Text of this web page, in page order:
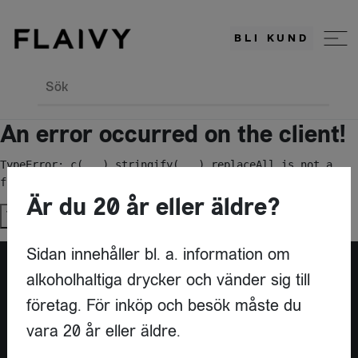
BLI KUND
Sök
An error occurred on the client!
TypeError: c(...).stringify(...).replaceAll is not a
function
Try again
Är du leverantör?
Är du 20 år eller äldre?
Sidan innehåller bl. a. information om
alkoholhaltiga drycker och vänder sig till
företag. För inköp och besök måste du
vara 20 år eller äldre.